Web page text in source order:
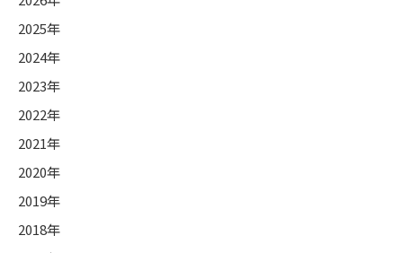
2025年
2024年
2023年
2022年
2021年
2020年
2019年
2018年